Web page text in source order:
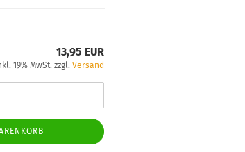
13,95 EUR
19% MwSt. zzgl. Versand